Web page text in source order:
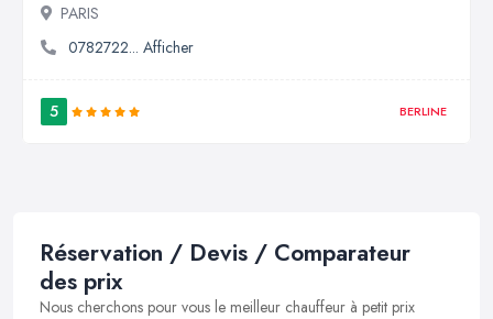
PARIS
0782722... Afficher
5 BERLINE
Réservation / Devis / Comparateur
des prix
Nous cherchons pour vous le meilleur chauffeur à petit prix